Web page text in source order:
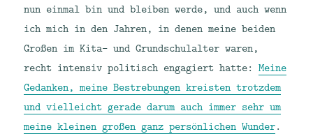
nun einmal bin und bleiben werde, und auch wenn
ich mich in den Jahren, in denen meine beiden
Großen im Kita- und Grundschulalter waren,
recht intensiv politisch engagiert hatte:Meine
Gedanken, meine Bestrebungen kreisten trotzdem
und vielleicht gerade darum auch immer sehr um
meine kleinen großen ganz persönlichen Wunder.